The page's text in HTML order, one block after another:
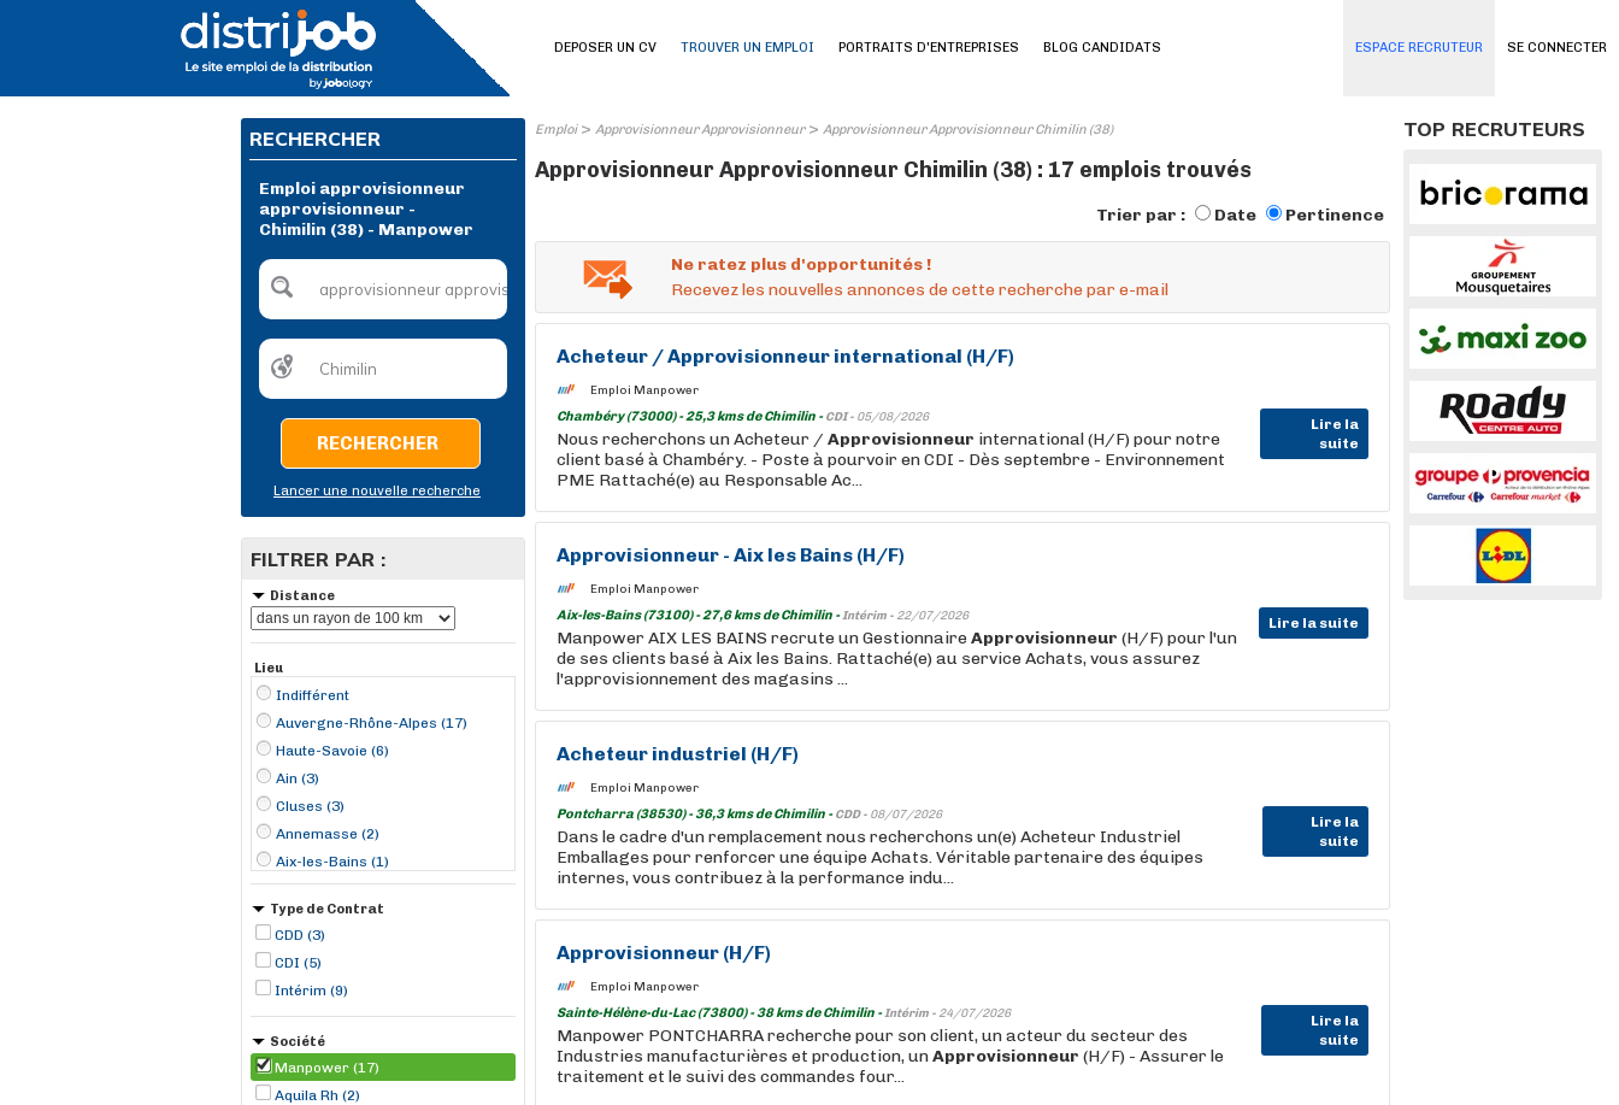
SE CONNECTER
DEPOSER UN CV TROUVER UN EMPLOI PORTRAITS D'ENTREPRISES BLOG CANDIDATS ESPACE RECRUTEUR
RECHERCHER
Emploi approvisionneur
approvisionneur -
Chimilin (38) - Manpower
RECHERCHER
Lancer une nouvelle recherche
FILTRER PAR :
Distance
Lieu
Indifférent
Auvergne-Rhône-Alpes (17)
Haute-Savoie (6)
Ain (3)
Cluses (3)
Annemasse (2)
Aix-les-Bains (1)
Annecy (1)
Chambéry (1)
Grenoble (1)
Lyon (1)
Miribel (1)
Pontcharra (1)
Type de Contrat
CDD (3)
CDI (5)
Intérim (9)
Société
Manpower (17)
Aquila Rh (2)
Emploi> Approvisionneur Approvisionneur> Approvisionneur Approvisionneur Chimilin (38)
Approvisionneur Approvisionneur Chimilin (38) : 17 emplois trouvés
Trier par : Date Pertinence
Ne ratez plus d'opportunités !
Recevez les nouvelles annonces de cette recherche par e-mail
Acheteur /Approvisionneur international (H/F)
Emploi Manpower
Chambéry (73000) - 25,3 kms de Chimilin -CDI - 05/08/2026
Lire la
suite
Nous recherchons un Acheteur / Approvisionneur international (H/F) pour notre
client basé à Chambéry. - Poste à pourvoir en CDI - Dès septembre - Environnement
PME Rattaché(e) au Responsable Ac...
Approvisionneur - Aix les Bains (H/F)
Emploi Manpower
Aix-les-Bains (73100) - 27,6 kms de Chimilin -Intérim - 22/07/2026 Lire la suite
Manpower AIX LES BAINS recrute un GestionnaireApprovisionneur (H/F) pour l'un
de ses clients basé à Aix les Bains. Rattaché(e) au service Achats, vous assurez
l'approvisionnement des magasins ...
Acheteur industriel (H/F)
Emploi Manpower
Pontcharra (38530) - 36,3 kms de Chimilin -CDD - 08/07/2026
Lire la
suite
Dans le cadre d'un remplacement nous recherchons un(e) Acheteur Industriel
Emballages pour renforcer une équipe Achats. Véritable partenaire des équipes
internes, vous contribuez à la performance indu...
Approvisionneur (H/F)
Emploi Manpower
Sainte-Hélène-du-Lac (73800) - 38 kms de Chimilin -Intérim - 24/07/2026
Lire la
suite
Manpower PONTCHARRA recherche pour son client, un acteur du secteur des
Industries manufacturières et production, unApprovisionneur (H/F) - Assurer le
traitement et le suivi des commandes four...
TOP RECRUTEURS